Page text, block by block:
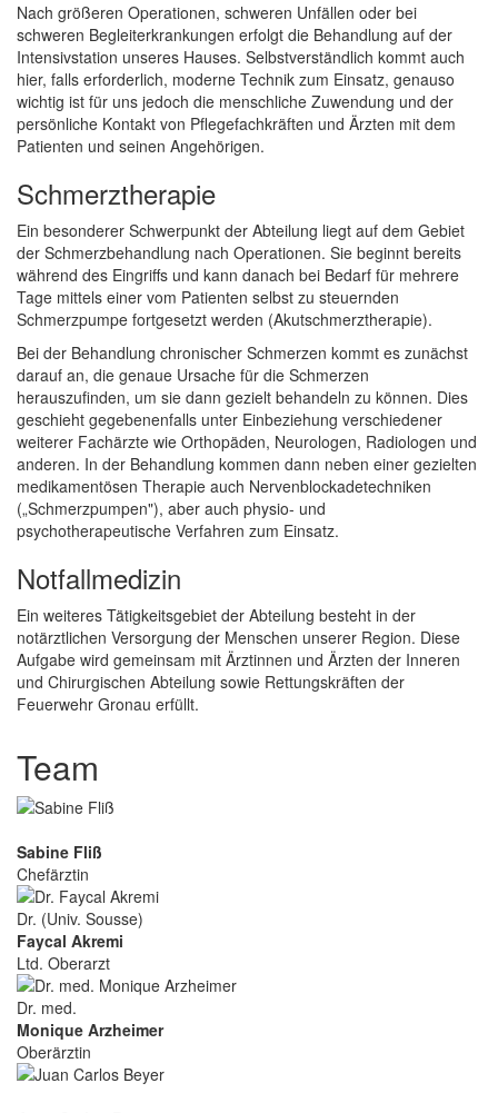
Nach größeren Operationen, schweren Unfällen oder bei
schweren Begleiterkrankungen erfolgt die Behandlung auf der
Intensivstation unseres Hauses. Selbstverständlich kommt auch
hier, falls erforderlich, moderne Technik zum Einsatz, genauso
wichtig ist für uns jedoch die menschliche Zuwendung und der
persönliche Kontakt von Pflegefachkräften und Ärzten mit dem
Patienten und seinen Angehörigen.
Schmerztherapie
Ein besonderer Schwerpunkt der Abteilung liegt auf dem Gebiet
der Schmerzbehandlung nach Operationen. Sie beginnt bereits
während des Eingriffs und kann danach bei Bedarf für mehrere
Tage mittels einer vom Patienten selbst zu steuernden
Schmerzpumpe fortgesetzt werden (Akutschmerztherapie).
Bei der Behandlung chronischer Schmerzen kommt es zunächst
darauf an, die genaue Ursache für die Schmerzen
herauszufinden, um sie dann gezielt behandeln zu können. Dies
geschieht gegebenenfalls unter Einbeziehung verschiedener
weiterer Fachärzte wie Orthopäden, Neurologen, Radiologen und
anderen. In der Behandlung kommen dann neben einer gezielten
medikamentösen Therapie auch Nervenblockadetechniken
(„Schmerzpumpen"), aber auch physio- und
psychotherapeutische Verfahren zum Einsatz.
Notfallmedizin
Ein weiteres Tätigkeitsgebiet der Abteilung besteht in der
notärztlichen Versorgung der Menschen unserer Region. Diese
Aufgabe wird gemeinsam mit Ärztinnen und Ärzten der Inneren
und Chirurgischen Abteilung sowie Rettungskräften der
Feuerwehr Gronau erfüllt.
Team
Sabine Fliß
Chefärztin
Dr. (Univ. Sousse)
Faycal Akremi
Ltd. Oberarzt
Dr. med.
Monique Arzheimer
Oberärztin